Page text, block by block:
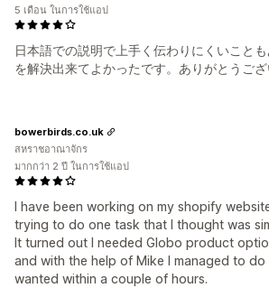
日本語での説明で上手く伝わりにくいこと
を解決出来てよかったです。ありがとうござ
5 เดือน ในการใช้แอป
I have been working on my shopify
trying to do one task that I thought was
It turned out I needed Globo product
and with the help of Mike I managed to do
wanted within a couple of hours.
bowerbirds.co.uk
สหราชอาณาจักร
มากกว่า 2 ปี ในการใช้แอป